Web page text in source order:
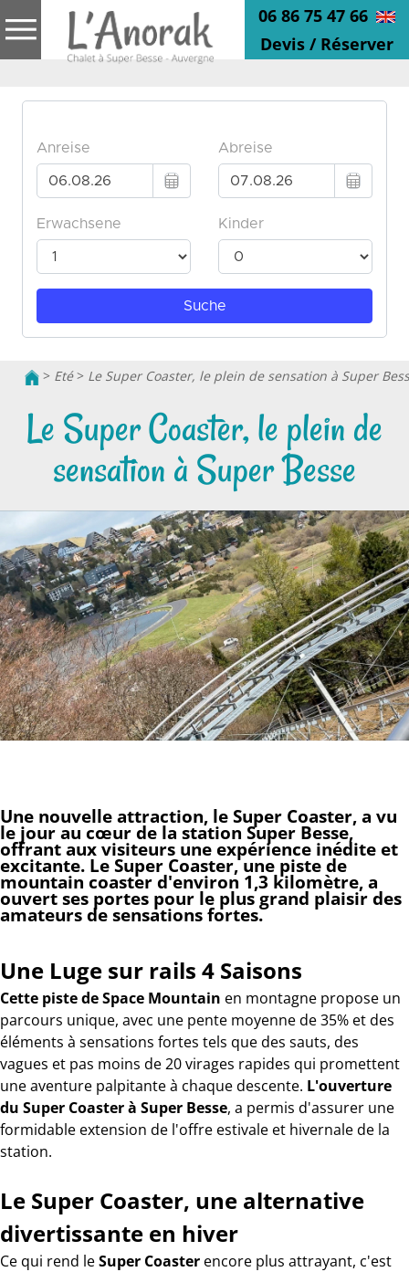
06 86 75 47 66
Devis / Réserver
> Eté> Le Super Coaster, le plein de sensation à Super
Le Super Coaster, le plein de
sensation à Super Besse
Une nouvelle attraction, le Super Coaster, a vu
le jour au cœur de la station Super Besse,
offrant aux visiteurs une expérience inédite et
excitante. Le Super Coaster, une piste de
mountain coaster d'environ 1,3 kilomètre, a
ouvert ses portes pour le plus grand plaisir des
amateurs de sensations fortes.
Une Luge sur rails 4 Saisons
Cette piste de Space Mountain en montagne propose un
parcours unique, avec une pente moyenne de 35% et des
éléments à sensations fortes tels que des sauts, des
vagues et pas moins de 20 virages rapides qui promettent
une aventure palpitante à chaque descente. L'ouverture
du Super Coaster à Super Besse, a permis d'assurer une
formidable extension de l'offre estivale et hivernale de la
station.
Le Super Coaster, une alternative
divertissante en hiver
Ce qui rend leSuper Coaster encore plus attrayant, c'est